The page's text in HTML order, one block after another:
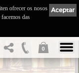
0
Aceptar
ofrecer os nosos
das